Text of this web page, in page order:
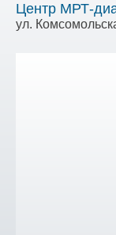
Центр МРТ-
ул.